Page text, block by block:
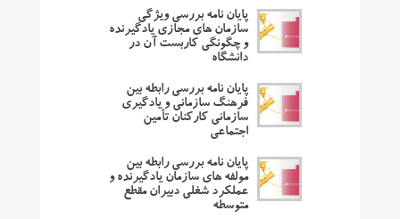
پایان نامه بررسی ویژگی
سازمان های مجازی یادگیرنده
و چگونگی کاربست آن در
دانشگاه
پایان نامه بررسی رابطه بین
فرهنگ سازمانی و یادگیری
سازمانی کارکنان تأمین
اجتماعی
پایان نامه بررسی رابطه بین
مولفه های سازمان یادگیرنده و
عملکرد شغلی دبیران مقطع
متوسطه